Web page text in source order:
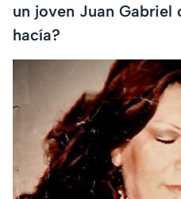
un joven Juan Gabriel
hacía?